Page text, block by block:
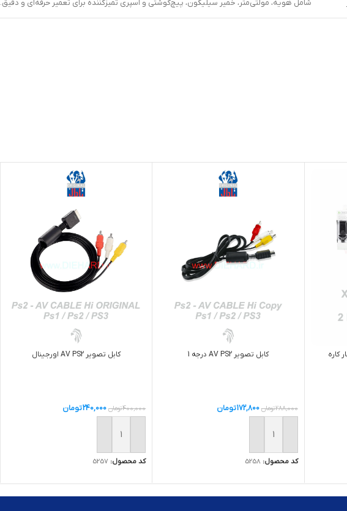
شامل هویه، مولتی‌متر، خمیر سیلیکون، پیچ‌گوشتی و اسپری تمیزکننده برای تعمیر حرفه‌ای و دقیق.
کابل تصوير AV PS2 درجه 1
288,000تومان 172,800تومان
افزودن به سبد خرید
کد محصول:5258
کابل تصوير AV PS2 اورجينال
400,000تومان 240,000تومان
افزودن به سبد خرید
کد محصول: 5257